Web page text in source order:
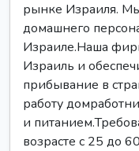
рынке Израиля.
домашнего
Израиле.Наша
Израиль и
прибывание в
работу
и
возрасте с 25 до